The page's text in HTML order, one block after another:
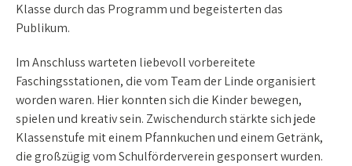
Klasse durch das Programm und begeisterten das
Publikum.
Im Anschluss warteten liebevoll vorbereitete
Faschingsstationen, die vom Team der Linde organisiert
worden waren. Hier konnten sich die Kinder bewegen,
spielen und kreativ sein. Zwischendurch stärkte sich jede
Klassenstufe mit einem Pfannkuchen und einem Getränk,
die großzügig vom Schulförderverein gesponsert wurden.